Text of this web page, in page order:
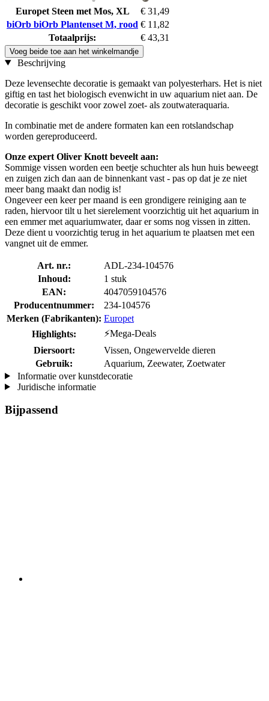
Europet Steen met Mos, XL
€ 31,49
biOrb biOrb Plantenset M, rood € 11,82
Totaalprijs:
€ 43,31
Voeg beide toe aan het winkelmandje
Beschrijving
Deze levensechte decoratie is gemaakt van polyesterhars. Het is niet
giftig en tast het biologisch evenwicht in uw aquarium niet aan. De
decoratie is geschikt voor zowel zoet- als zoutwateraquaria.
In combinatie met de andere formaten kan een rotslandschap
worden gereproduceerd.
Onze expert Oliver Knott beveelt aan:
Sommige vissen worden een beetje schuchter als hun huis beweegt
en zuigen zich dan aan de binnenkant vast - pas op dat je ze niet
meer bang maakt dan nodig is!
Ongeveer een keer per maand is een grondigere reiniging aan te
raden, hiervoor tilt u het sierelement voorzichtig uit het aquarium in
een emmer met aquariumwater, daar er soms nog vissen in zitten.
Deze dient u voorzichtig terug in het aquarium te plaatsen met een
vangnet uit de emmer.
Art. nr.:
ADL-234-104576
Inhoud:
1 stuk
EAN:
4047059104576
Producentnummer:
234-104576
Merken (Fabrikanten): Europet
Highlights:
⚡Mega-Deals
Diersoort:
Vissen, Ongewervelde dieren
Gebruik:
Aquarium, Zeewater, Zoetwater
Informatie over kunstdecoratie
Juridische informatie
Bijpassend